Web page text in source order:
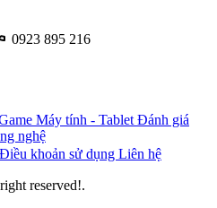
0923 895 216
Máy tính - TabletĐánh giá
nghệ
Điều khoản sử dụng Liên hệ
reserved!.